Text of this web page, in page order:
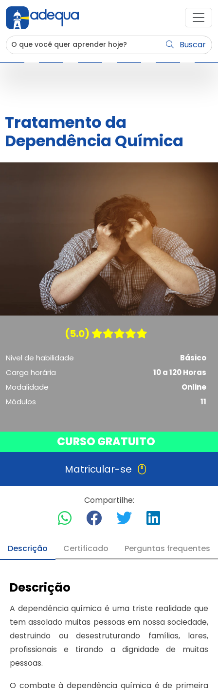
Buscar
Tratamento da
Dependência Química
(5.0)
Nivel de habilidade
Básico
Carga horária
10 a 120 Horas
Modalidade
Online
Módulos
11
CURSO GRATUITO
Matricular-se
Compartilhe:
Descrição Certificado Perguntas frequentes
Descrição
A dependência química é uma triste realidade que
tem assolado muitas pessoas em nossa sociedade,
destruindo ou desestruturando famílias, lares,
profissionais e tirando a dignidade de muitas
pessoas.
O combate à dependência química é de primeira